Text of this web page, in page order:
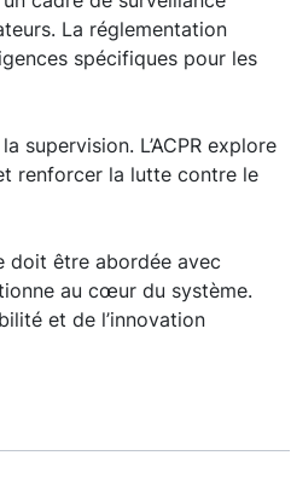
La réglementation
spécifiques pour les
supervision. L’ACPR explore
renforcer la lutte contre le
doit être abordée avec
au cœur du système.
et de l’innovation